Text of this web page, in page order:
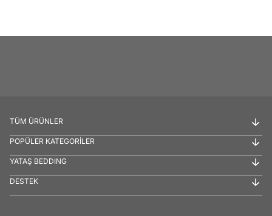
TÜM ÜRÜNLER
POPÜLER KATEGORİLER
YATAŞ BEDDING
DESTEK